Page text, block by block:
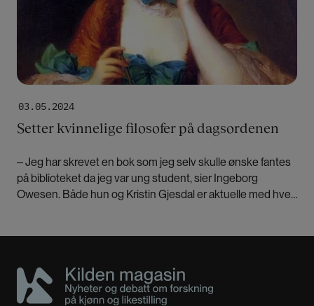
03.05.2024
Setter kvinnelige filosofer på dagsordenen
‒ Jeg har skrevet en bok som jeg selv skulle ønske fantes
på biblioteket da jeg var ung student, sier Ingeborg
Owesen. Både hun og Kristin Gjesdal er aktuelle med hver